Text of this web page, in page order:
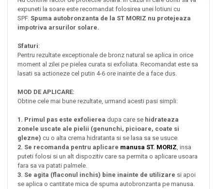
expuneti la soare este recomandat folosirea unei lotiuni cu
SPF. Spuma autobronzanta de la ST MORIZ nu protejeaza
impotriva arsurilor solare.
Sfaturi:
Pentru rezultate exceptionale de bronz natural se aplica in orice
moment al zilei pe pielea curata si exfoliata. Recomandat este sa
lasati sa actioneze cel putin 4-6 ore inainte de a face dus.
MOD DE APLICARE:
Obtine cele mai bune rezultate, urmand acesti pasi simpli:
1. Primul pas este exfolierea dupa care se hidrateaza
zonele uscate ale pielii (genunchi, picioare, coate si
glezne) cu o alta crema hidratanta si se lasa sa se usuce.
2. Se recomanda pentru aplicare manusa ST. MORIZ, insa
puteti folosi si un alt dispozitiv care sa permita o aplicare usoara
fara sa va patati palmele.
3. Se agita (flaconul inchis) bine inainte de utilizare si apoi
se aplica o cantitate mica de spuma autobronzanta pe manusa.